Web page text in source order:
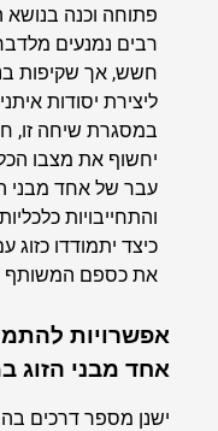
פתוחה וכנה בנושא
רבים נמנעים
חשש, אך שקיפות
ליצירת יסודות
במסגרת שיחה זו,
יחשוף את מצבו
עבר של אחד מבני
והתחייבויות
כיצד יתמודדו כזוג
את כספם המשותף
אפשרויות
אחד מבני הזוג
ישנן מספר דרכים